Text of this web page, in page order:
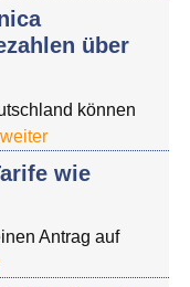
über
können
weiter
wie
Antrag auf